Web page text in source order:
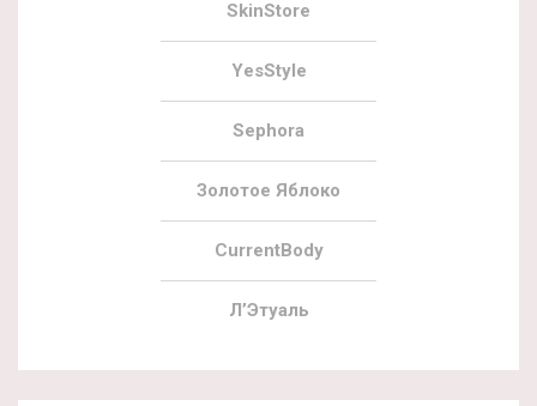
SkinStore
YesStyle
Sephora
Золотое Яблоко
CurrentBody
Л’Этуаль